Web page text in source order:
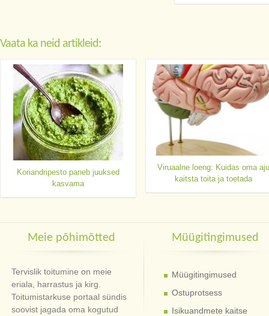
Vaata ka neid artikleid:
Koriandripesto paneb juuksed
kasvama
Viruaalne loeng: Kuidas oma aju
kaitsta toita ja toetada
Meie põhimõtted
Tervislik toitumine on meie
eriala, harrastus ja kirg.
Toitumistarkuse portaal sündis
soovist jagada oma kogutud
Müügitingimused
Müügitingimused
Ostuprotsess
Isikuandmete kaitse